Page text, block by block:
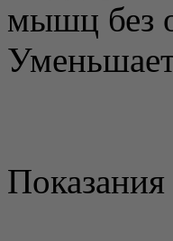
мышц без
Показания